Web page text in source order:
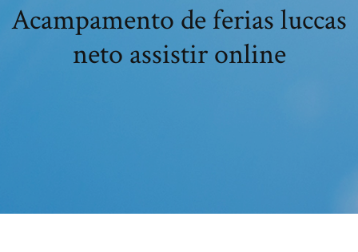
Acampamento de ferias luccas
neto assistir online